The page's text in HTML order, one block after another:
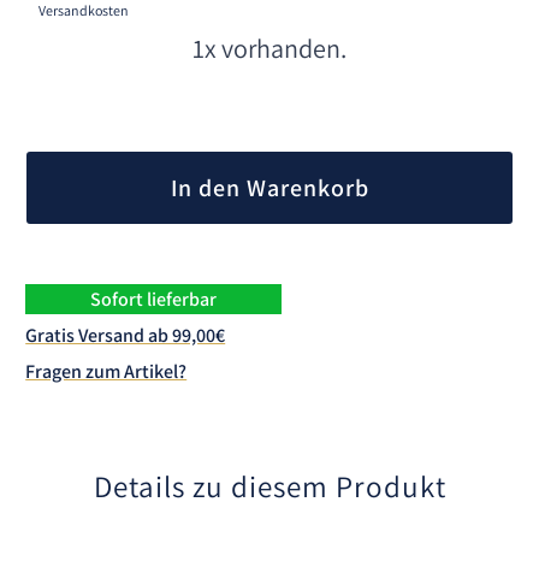
Versandkosten
1x vorhanden.
In den Warenkorb
Sofort lieferbar
Gratis Versand ab 99,00€
Fragen zum Artikel?
Details zu diesem Produkt